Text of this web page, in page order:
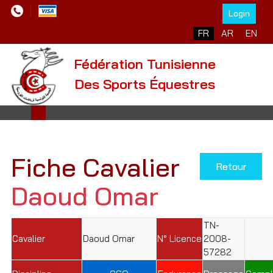
Login
Sélectionnez votre
FR AR EN
Fédération Tunisienne
Des Sports Équestres
Retour
Fiche Cavalier
Daoud Omar
Cavalier Daoud Omar N° Licence
TN-
2008-
57282